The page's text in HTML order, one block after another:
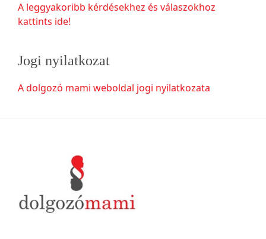
A leggyakoribb kérdésekhez és válaszokhoz
kattints ide!
Jogi nyilatkozat
A dolgozó mami weboldal jogi nyilatkozata